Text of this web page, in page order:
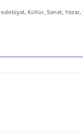
edebiyat, Kültür, Sanat, Yazar,